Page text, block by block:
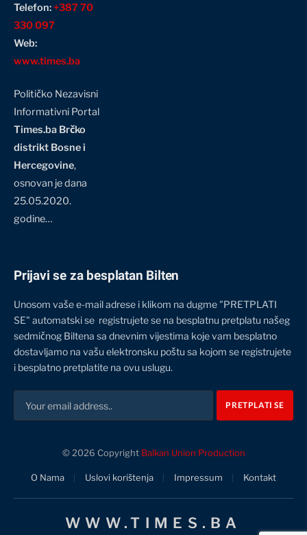
Telefon:+387 70
330 097
Web:
www.times.ba
Političko Nezavisni
Informativni Portal
Times.ba Brčko
distrikt Bosne i
Hercegovine,
osnovan je dana
25.05.2020.
godine…
Prijavi se za besplatan Bilten
Unosom vaše e-mail adrese i klikom na dugme "PRETPLATI
SE" automatski se registrujete se na besplatnu pretplatu našeg
sedmičnog Biltena sa dnevnim vijestima koje vam besplatno
dostavljamo na vašu elektronsku poštu sa kojom se registrujete
i besplatno pretplatite na ovu uslugu.
© 2026 Copyright Balkan Union Production
O Nama Uslovi korištenja Impressum Kontakt
WWW.TIMES.BA